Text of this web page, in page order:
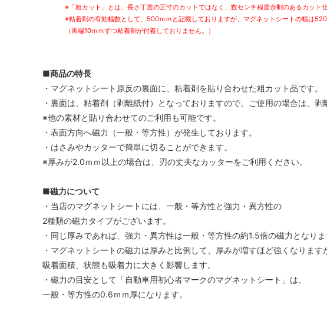
※「粗カット」とは、長さ丁度の正寸のカットではなく、数センチ程度余剰のあるカット仕
※粘着剤の有効幅数として、500ｍｍと記載しておりますが、マグネットシートの幅は520
（両端10ｍｍずつ粘着剤が付着しておりません。）
■商品の特長
・マグネットシート原反の裏面に、粘着剤を貼り合わせた粗カット品です。
・裏面は、粘着剤（剥離紙付）となっておりますので、ご使用の場合は、剥
※他の素材と貼り合わせてのご利用も可能です。
・表面方向へ磁力（一般・等方性）が発生しております。
・はさみやカッターで簡単に切ることができます。
※厚みが2.0ｍｍ以上の場合は、刃の丈夫なカッターをご利用ください。
■磁力について
・当店のマグネットシートには、一般・等方性と強力・異方性の
2種類の磁力タイプがございます。
・同じ厚みであれば、強力・異方性は一般・等方性の約1.5倍の磁力となりま
・マグネットシートの磁力は厚みと比例して、厚みが増すほど強くなります
吸着面積、状態も吸着力に大きく影響します。
・磁力の目安として「自動車用初心者マークのマグネットシート」は、
一般・等方性の0.6ｍｍ厚になります。